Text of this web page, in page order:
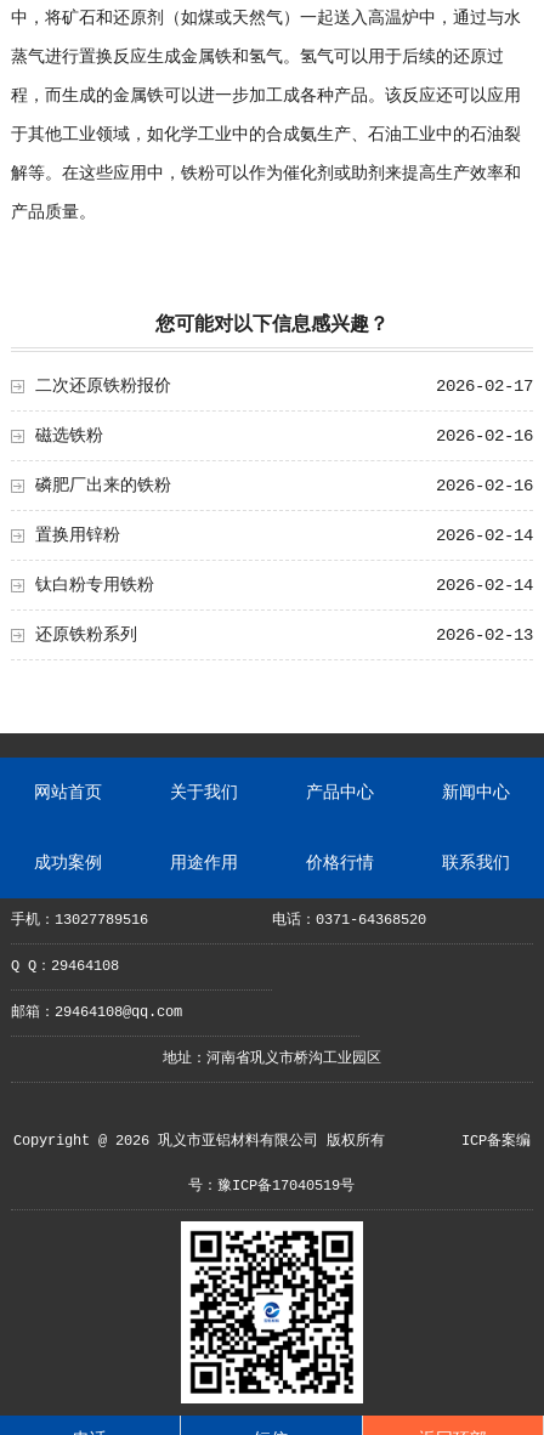
中，将矿石和还原剂（如煤或天然气）一起送入高温炉中，通过与水
蒸气进行置换反应生成金属铁和氢气。氢气可以用于后续的还原过
程，而生成的金属铁可以进一步加工成各种产品。该反应还可以应用
于其他工业领域，如化学工业中的合成氨生产、石油工业中的石油裂
解等。在这些应用中，铁粉可以作为催化剂或助剂来提高生产效率和
产品质量。
您可能对以下信息感兴趣？
2026-02-17
二次还原铁粉报价
2026-02-16
磁选铁粉
2026-02-16
磷肥厂出来的铁粉
2026-02-14
置换用锌粉
2026-02-14
钛白粉专用铁粉
2026-02-13
还原铁粉系列
网站首页 关于我们 产品中心 新闻中心
成功案例 用途作用 价格行情 联系我们
手机：13027789516 电话：0371-64368520
Q Q：29464108
邮箱：29464108@qq.com
地址：河南省巩义市桥沟工业园区
Copyright @ 2026 巩义市亚铝材料有限公司 版权所有 ICP备案编
号：豫ICP备17040519号